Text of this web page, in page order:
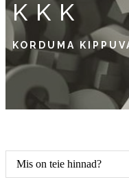
KKK
KORDUMA
Mis on teie hinnad?